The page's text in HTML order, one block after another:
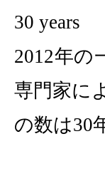
30 years
2012年の
専門家に
の数は30